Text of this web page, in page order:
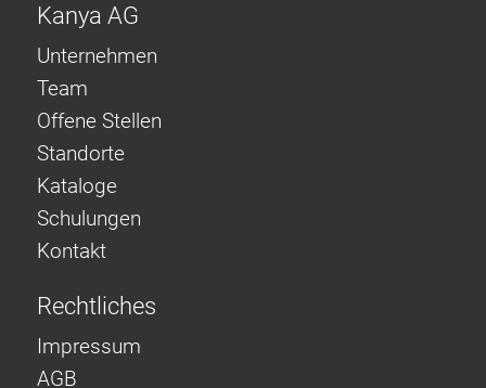
Kanya AG
Unternehmen
Team
Offene Stellen
Standorte
Kataloge
Schulungen
Kontakt
Rechtliches
Impressum
AGB